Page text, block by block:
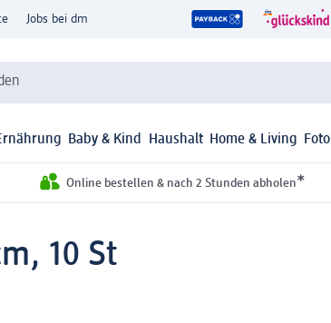
Jobs bei dm
Baby & Kind Haushalt Home & Living Foto
Online bestellen & nach 2 Stunden abholen*
10 St